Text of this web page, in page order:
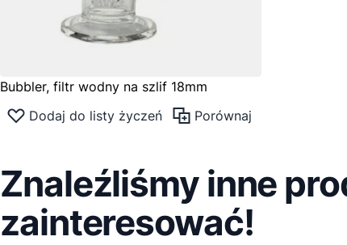
Bubbler, filtr wodny na szlif 18mm
Dodaj do listy życzeń
Porównaj
Znaleźliśmy inne
zainteresować!